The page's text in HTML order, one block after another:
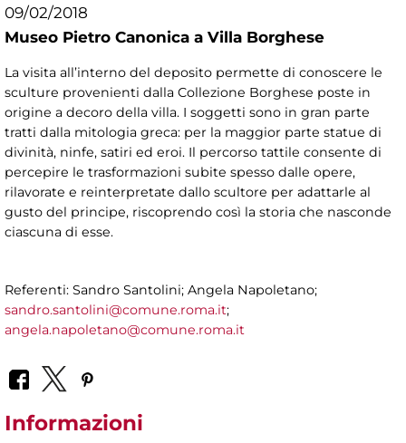
09/02/2018
Museo Pietro Canonica a Villa Borghese
La visita all’interno del deposito permette di conoscere le
sculture provenienti dalla Collezione Borghese poste in
origine a decoro della villa. I soggetti sono in gran parte
tratti dalla mitologia greca: per la maggior parte statue di
divinità, ninfe, satiri ed eroi. Il percorso tattile consente di
percepire le trasformazioni subite spesso dalle opere,
rilavorate e reinterpretate dallo scultore per adattarle al
gusto del principe, riscoprendo così la storia che nasconde
ciascuna di esse.
Referenti: Sandro Santolini; Angela Napoletano;
sandro.santolini@comune.roma.it;
angela.napoletano@comune.roma.it
Informazioni